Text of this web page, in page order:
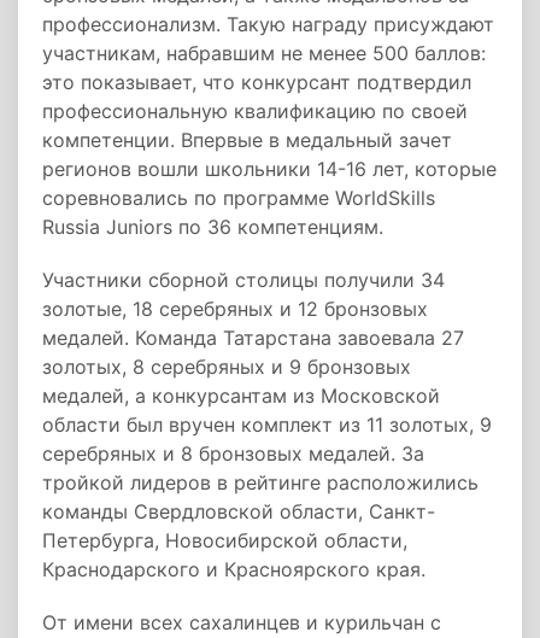
профессионализм. Такую награду присуждают
участникам, набравшим не менее 500 баллов:
это показывает, что конкурсант подтвердил
профессиональную квалификацию по своей
компетенции. Впервые в медальный зачет
регионов вошли школьники 14-16 лет, которые
соревновались по программе WorldSkills
Russia Juniors по 36 компетенциям.
Участники сборной столицы получили 34
золотые, 18 серебряных и 12 бронзовых
медалей. Команда Татарстана завоевала 27
золотых, 8 серебряных и 9 бронзовых
медалей, а конкурсантам из Московской
области был вручен комплект из 11 золотых, 9
серебряных и 8 бронзовых медалей. За
тройкой лидеров в рейтинге расположились
команды Свердловской области, Санкт-
Петербурга, Новосибирской области,
Краснодарского и Красноярского края.
От имени всех сахалинцев и курильчан с